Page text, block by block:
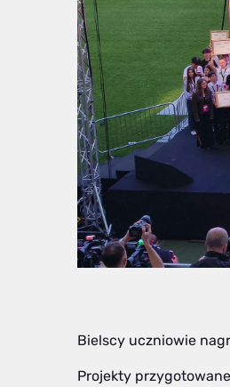
Bielscy uczniowie
Projekty